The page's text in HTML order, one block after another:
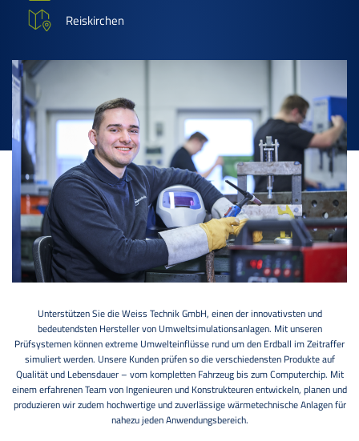
Reiskirchen
Unterstützen Sie die Weiss Technik GmbH, einen der innovativsten und
bedeutendsten Hersteller von Umweltsimulationsanlagen. Mit unseren
Prüfsystemen können extreme Umwelteinflüsse rund um den Erdball im Zeitraffer
simuliert werden. Unsere Kunden prüfen so die verschiedensten Produkte auf
Qualität und Lebensdauer – vom kompletten Fahrzeug bis zum Computerchip. Mit
einem erfahrenen Team von Ingenieuren und Konstrukteuren entwickeln, planen und
produzieren wir zudem hochwertige und zuverlässige wärmetechnische Anlagen für
nahezu jeden Anwendungsbereich.